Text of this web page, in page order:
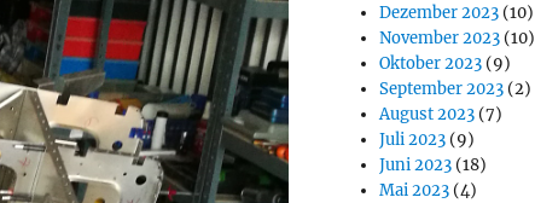
Dezember 2023 (10)
November 2023 (10)
Oktober 2023 (9)
September 2023 (2)
August 2023 (7)
Juli 2023 (9)
Juni 2023 (18)
Mai 2023 (4)